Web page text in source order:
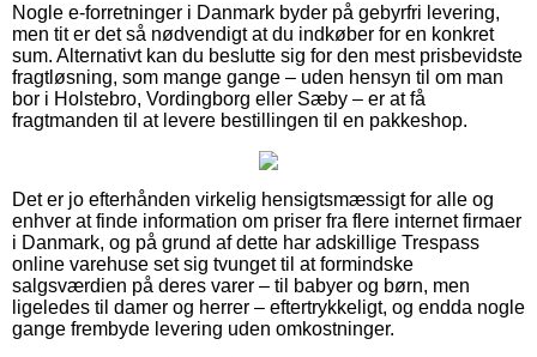
Nogle e-forretninger i Danmark byder på gebyrfri levering,
men tit er det så nødvendigt at du indkøber for en konkret
sum. Alternativt kan du beslutte sig for den mest prisbevidste
fragtløsning, som mange gange – uden hensyn til om man
bor i Holstebro, Vordingborg eller Sæby – er at få
fragtmanden til at levere bestillingen til en pakkeshop.
Det er jo efterhånden virkelig hensigtsmæssigt for alle og
enhver at finde information om priser fra flere internet firmaer
i Danmark, og på grund af dette har adskillige Trespass
online varehuse set sig tvunget til at formindske
salgsværdien på deres varer – til babyer og børn, men
ligeledes til damer og herrer – eftertrykkeligt, og endda nogle
gange frembyde levering uden omkostninger.